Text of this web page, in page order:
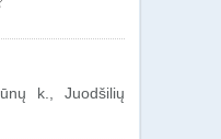
k., Juodšilių